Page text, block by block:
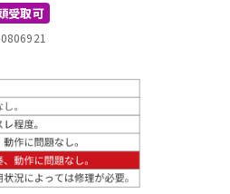
ヴィンテージ
受取可